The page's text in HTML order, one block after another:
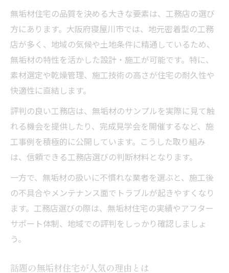
無垢材住宅の品質を決める大きな要素は、工務店の選び
方にあります。大阪府寝屋川市では、地元密着型の工務
店が多く、地域の気候や土地条件に精通しているため、
無垢材の特性を活かした設計・施工が可能です。特に、
素材選定や乾燥管理、施工技術の高さが住宅の耐久性や
快適性に直結します。
評判の良い工務店は、無垢材のサンプルを実際に見て触
れる機会を提供したり、完成見学会を開催するなど、施
工事例を積極的に公開しています。こうした取り組み
は、信頼できる工務店選びの判断材料となります。
一方で、無垢材の扱いに不慣れな業者を選ぶと、施工後
の不具合やメンテナンス面でトラブルが起きやすくなり
ます。工務店選びの際は、無垢材住宅の実績やアフター
サポート体制、地域での評判をしっかり確認しましょ
う。
話題の無垢材住宅が人気の理由とは